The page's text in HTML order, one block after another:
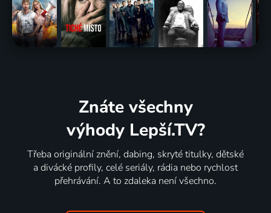
Znáte všechny
výhody Lepší.TV?
Třeba originální znění, dabing, skryté titulky, dětské
a divácké profily, celé seriály, rádia nebo rychlost
přehrávání. A to zdaleka není všechno.